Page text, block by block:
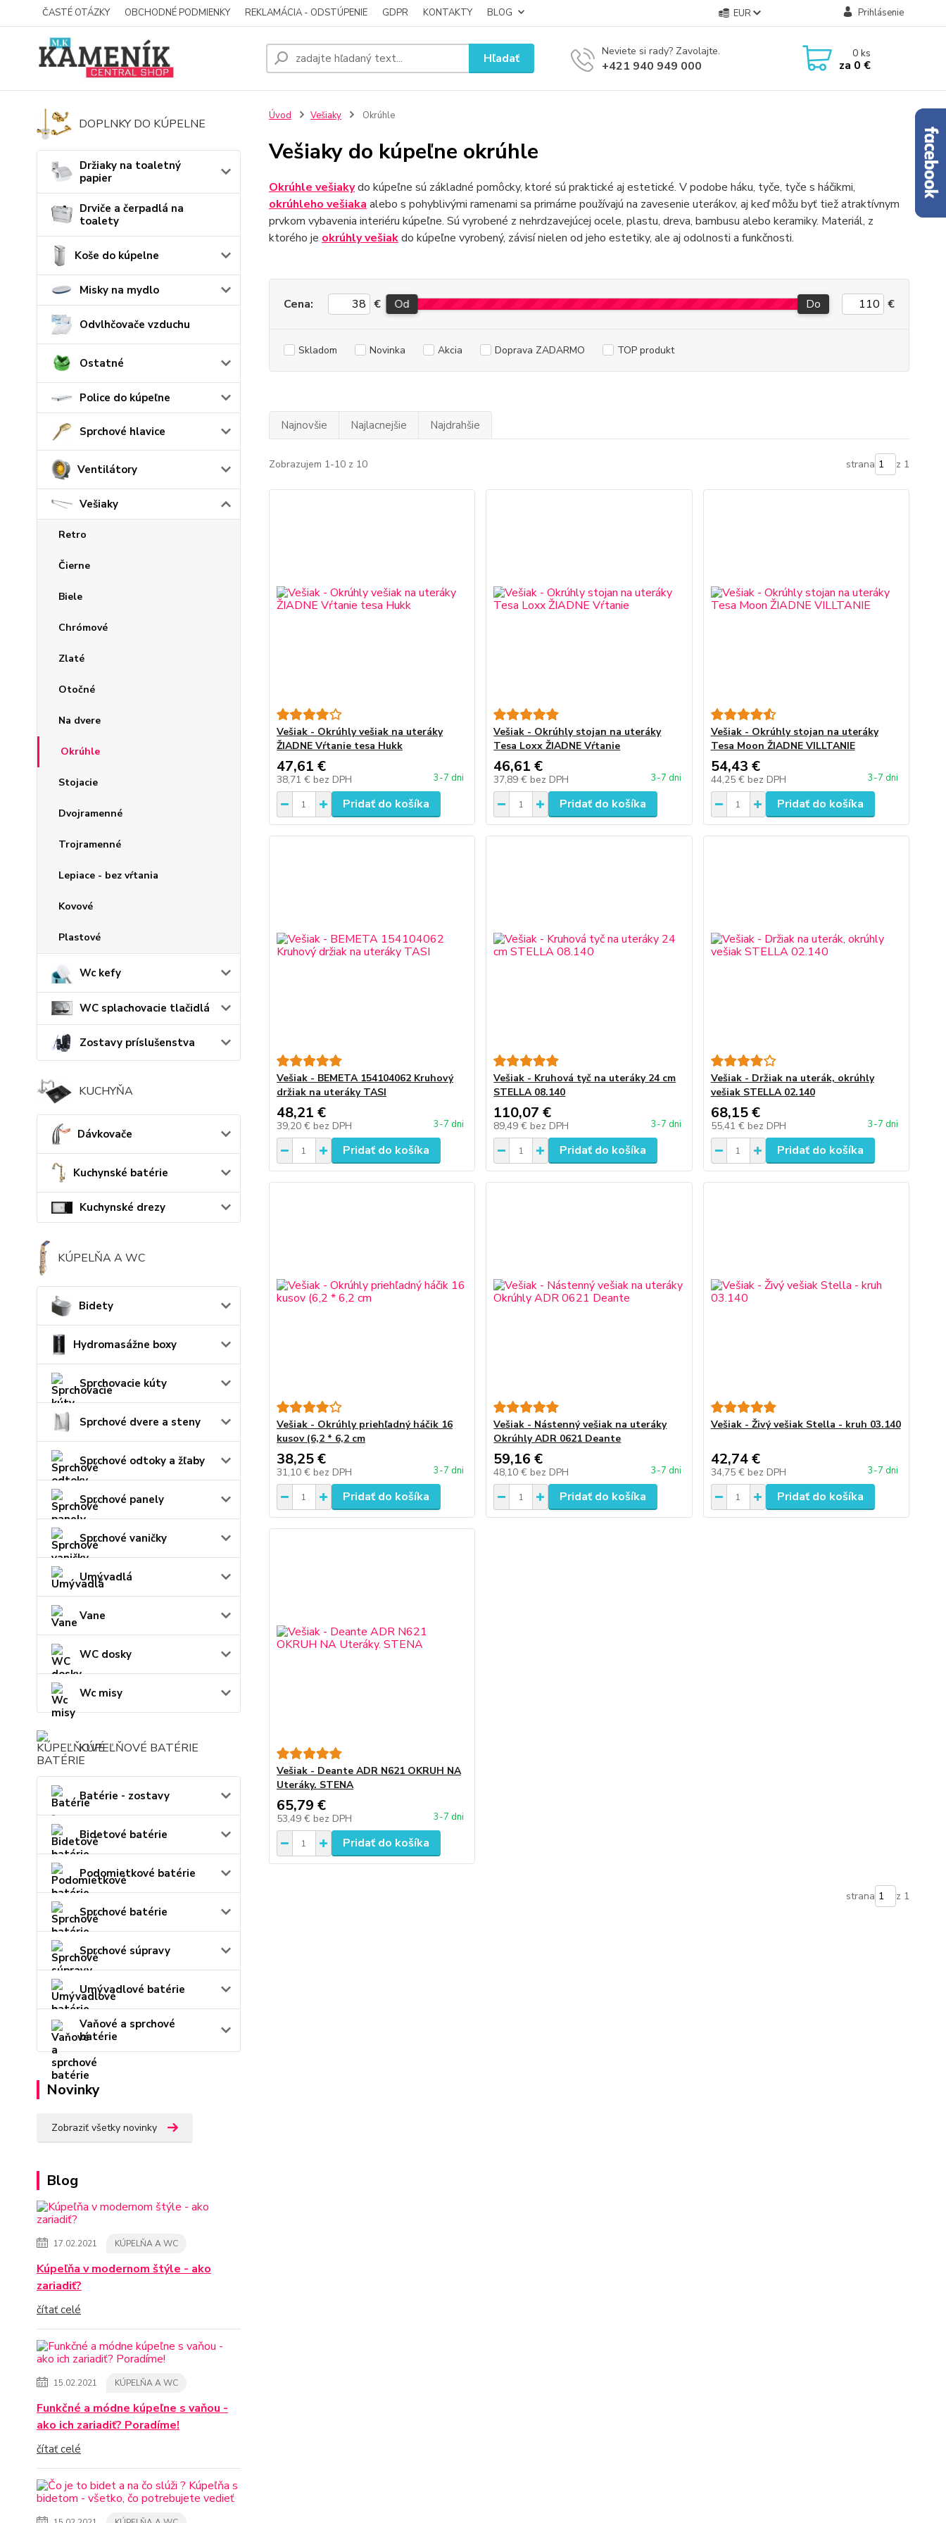
ČASTÉ OTÁZKY OBCHODNÉ PODMIENKY REKLAMÁCIA - ODSTÚPENIE GDPR KONTAKTY BLOG EUR Prihlásenie
Hľadať Neviete si rady? Zavolajte.
+421 940 949 000
0ks
za 0 €
DOPLNKY DO KÚPELNE
Držiaky na toaletný
papier
Drviče a čerpadlá na
toalety
Koše do kúpelne
Misky na mydlo
Odvlhčovače vzduchu
Ostatné
Police do kúpeľne
Sprchové hlavice
Ventilátory
Vešiaky
Retro
Čierne
Biele
Chrómové
Zlaté
Otočné
Na dvere
Okrúhle
Stojacie
Dvojramenné
Trojramenné
Lepiace - bez vŕtania
Kovové
Plastové
Wc kefy
WC splachovacie tlačidlá
Zostavy príslušenstva
KUCHYŇA
Dávkovače
Kuchynské batérie
Kuchynské drezy
KÚPELŇA A WC
Bidety
Hydromasážne boxy
Sprchovacie kúty
Sprchové dvere a steny
Sprchové odtoky a žľaby
Sprchové panely
Sprchové vaničky
Umývadlá
Vane
WC dosky
Wc misy
KÚPEĽŇOVÉ BATÉRIE
Batérie - zostavy
Bidetové batérie
Podomietkové batérie
Sprchové batérie
Sprchové súpravy
Umývadlové batérie
Vaňové a sprchové
batérie
Novinky
Zobraziť všetky novinky
Blog
17.02.2021 KÚPELŇA A WC
Kúpeľňa v modernom štýle - ako
zariadiť?
čítať celé
15.02.2021 KÚPELŇA A WC
Funkčné a módne kúpeľne s vaňou -
ako ich zariadiť? Poradíme!
čítať celé
Úvod Vešiaky Okrúhle
Vešiaky do kúpeľne okrúhle
Okrúhle vešiakydo kúpeľne sú základné pomôcky, ktoré sú praktické aj estetické. V podobe háku, tyče, tyče s háčikmi,
okrúhleho vešiaka alebo s pohyblivými ramenami sa primárne používajú na zavesenie uterákov, aj keď môžu byť tiež atraktívnym
prvkom vybavenia interiéru kúpeľne. Sú vyrobené z nehrdzavejúcej ocele, plastu, dreva, bambusu alebo keramiky. Materiál, z
ktorého je okrúhly vešiakdo kúpeľne vyrobený, závisí nielen od jeho estetiky, ale aj odolnosti a funkčnosti.
Cena: € Od Do €
Skladom Novinka Akcia Doprava ZADARMO TOP produkt
Najnovšie Najlacnejšie Najdrahšie
Zobrazujem 1-10 z 10 strana z 1
Vešiak - Okrúhly vešiak na uteráky
ŽIADNE Vŕtanie tesa Hukk
47,61 €
38,71 € bez DPH 3-7 dni
Pridať do košíka
Vešiak - Okrúhly stojan na uteráky
Tesa Loxx ŽIADNE Vŕtanie
46,61 €
37,89 € bez DPH 3-7 dni
Pridať do košíka
Vešiak - Okrúhly stojan na uteráky
Tesa Moon ŽIADNE VILLTANIE
54,43 €
44,25 € bez DPH 3-7 dni
Pridať do košíka
Vešiak - BEMETA 154104062 Kruhový
držiak na uteráky TASI
48,21 €
39,20 € bez DPH 3-7 dni
Pridať do košíka
Vešiak - Kruhová tyč na uteráky 24 cm
STELLA 08.140
110,07 €
89,49 € bez DPH 3-7 dni
Pridať do košíka
Vešiak - Držiak na uterák, okrúhly
vešiak STELLA 02.140
68,15 €
55,41 € bez DPH 3-7 dni
Pridať do košíka
Vešiak - Okrúhly priehľadný háčik 16
kusov (6,2 * 6,2 cm
38,25 €
31,10 € bez DPH 3-7 dni
Pridať do košíka
Vešiak - Nástenný vešiak na uteráky
Okrúhly ADR 0621 Deante
59,16 €
48,10 € bez DPH 3-7 dni
Pridať do košíka
Vešiak - Živý vešiak Stella - kruh 03.140
42,74 €
34,75 € bez DPH 3-7 dni
Pridať do košíka
Vešiak - Deante ADR N621 OKRUH NA
Uteráky. STENA
65,79 €
53,49 € bez DPH 3-7 dni
Pridať do košíka
strana z 1